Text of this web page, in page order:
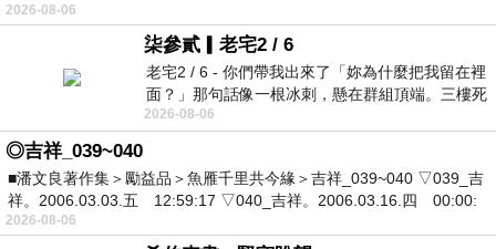
2026-08-06
柒參貳▎老宅2 / 6
老宅2 / 6 - 你們帶我出來了「妳為什麼把我留在裡
面？」那句話像一根冰刺，懸在群組頂端。三樓死
死盯著照片裡的人。那個人確實站在
2026-08-06
◎吉祥_039~040
■潘文良著作集＞勵益品＞魚雁千里共今緣＞吉祥_039~040 ▽039_吉
祥。2006.03.03.五 12:59:17 ▽040_吉祥。2006.03.16.四 00:00:
2026-08-06